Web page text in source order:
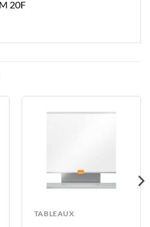
20F
TABLEAUX